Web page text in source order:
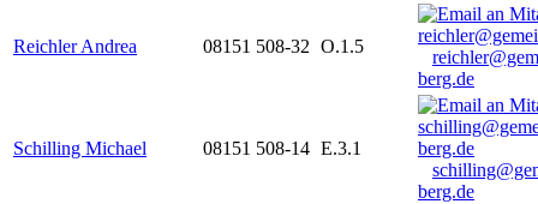
Reichler Andrea 08151 508-32 O.1.5
berg.de
Schilling Michael 08151 508-14 E.3.1
berg.de